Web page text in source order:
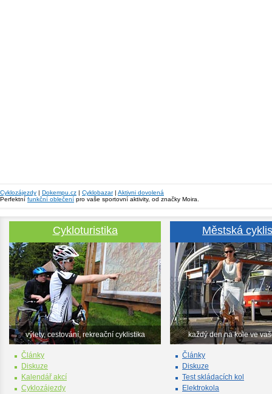
Cyklozájezdy | Dokempu.cz | Cyklobazar| Aktivni dovolená
Perfektní funkční oblečení pro vaše sportovní aktivity, od značky Moira.
Cykloturistika
výlety, cestování, rekreační cyklistika
Články
Diskuze
Kalendář akcí
Cyklozájezdy
Městská
každý den na kole ve
Články
Diskuze
Test skládacích kol
Elektrokola